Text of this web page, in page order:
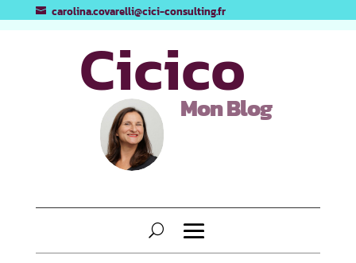
carolina.covarelli@cici-consulting.fr
Cicico
Mon Blog